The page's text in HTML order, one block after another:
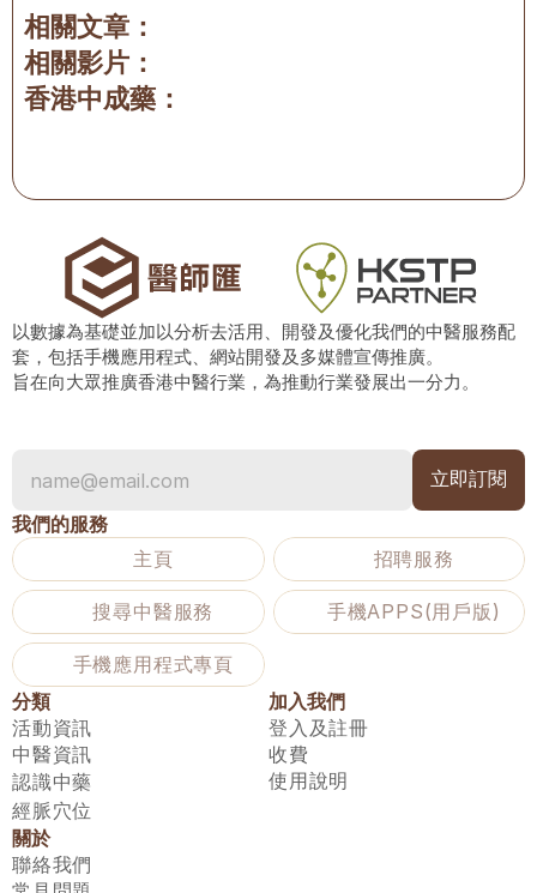
相關文章：
相關影片：
香港中成藥：
以數據為基礎並加以分析去活用、開發及優化我們的中醫服務配
套，包括手機應用程式、網站開發及多媒體宣傳推廣。
旨在向大眾推廣香港中醫行業，為推動行業發展出一分力。
我們的服務
主頁
招聘服務
搜尋中醫服務 手機APPS(用戶版)
手機應用程式專頁
分類
活動資訊
中醫資訊
認識中藥
經脈穴位
加入我們
登入及註冊
收費
使用說明
關於
聯絡我們